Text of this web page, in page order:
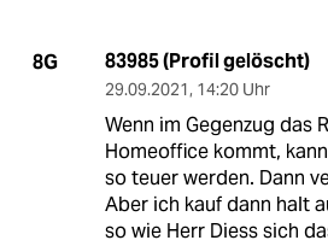
8G 83985 (Profil gelöscht)
29.09.2021, 14:20 Uhr
Wenn im Gegenzug das
Homeoffice kommt,
so teuer werden. Dann
Aber ich kauf dann halt
so wie Herr Diess sich